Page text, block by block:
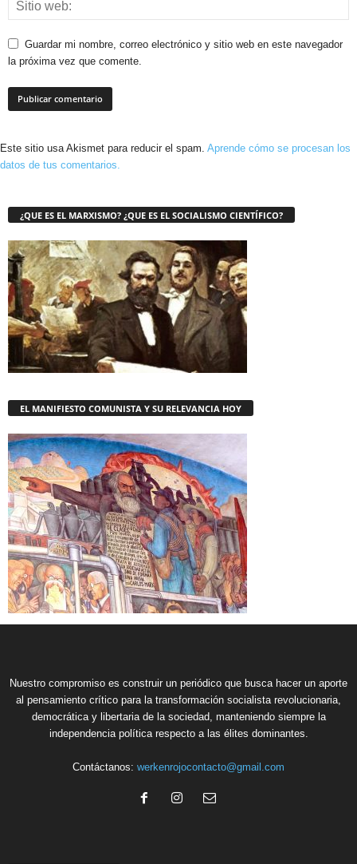
Guardar mi nombre, correo electrónico y sitio web en este navegador
la próxima vez que comente.
Este sitio usa Akismet para reducir el spam. Aprende cómo se procesan los
datos de tus comentarios.
¿QUE ES EL MARXISMO? ¿QUE ES EL SOCIALISMO CIENTÍFICO?
EL MANIFIESTO COMUNISTA Y SU RELEVANCIA HOY
Nuestro compromiso es construir un periódico que busca hacer un aporte
al pensamiento crítico para la transformación socialista revolucionaria,
democrática y libertaria de la sociedad, manteniendo siempre la
independencia política respecto a las élites dominantes.
Contáctanos: werkenrojocontacto@gmail.com